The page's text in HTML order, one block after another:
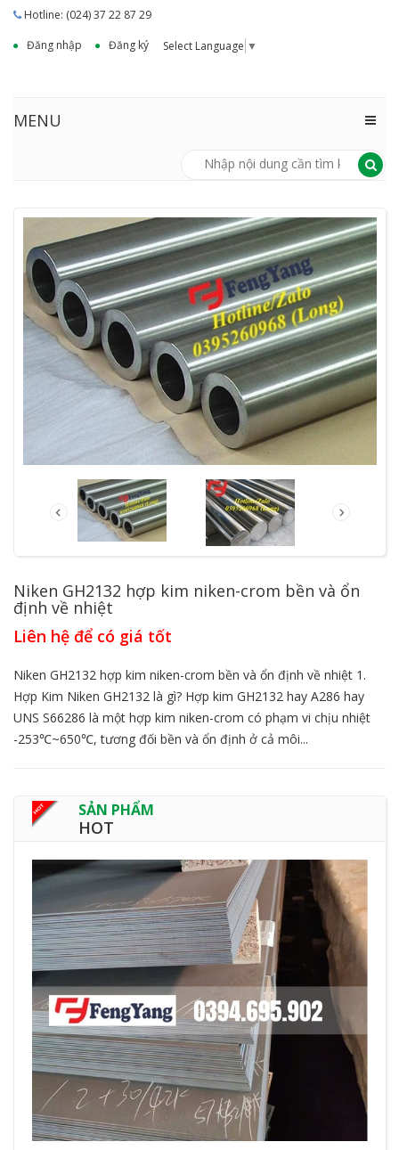
Hotline: (024) 37 22 87 29
Đăng nhập
Đăng ký Select Language ▼
MENU
Niken GH2132 hợp kim niken-crom bền và ổn
định về nhiệt
Liên hệ để có giá tốt
Niken GH2132 hợp kim niken-crom bền và ổn định về nhiệt 1.
Hợp Kim Niken GH2132 là gì? Hợp kim GH2132 hay A286 hay
UNS S66286 là một hợp kim niken-crom có phạm vi chịu nhiệt
-253℃~650℃, tương đối bền và ổn định ở cả môi...
SẢN PHẨM
HOT